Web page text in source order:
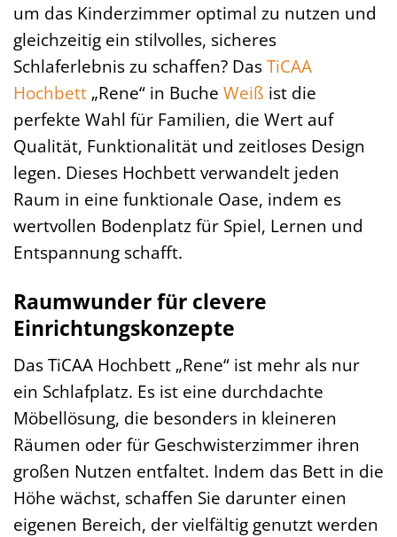
um das Kinderzimmer optimal zu nutzen und
gleichzeitig ein stilvolles, sicheres
Schlaferlebnis zu schaffen? DasTiCAA
Hochbett „Rene“ in Buche Weiß ist die
perfekte Wahl für Familien, die Wert auf
Qualität, Funktionalität und zeitloses Design
legen. Dieses Hochbett verwandelt jeden
Raum in eine funktionale Oase, indem es
wertvollen Bodenplatz für Spiel, Lernen und
Entspannung schafft.
Raumwunder für clevere
Einrichtungskonzepte
Das TiCAA Hochbett „Rene“ ist mehr als nur
ein Schlafplatz. Es ist eine durchdachte
Möbellösung, die besonders in kleineren
Räumen oder für Geschwisterzimmer ihren
großen Nutzen entfaltet. Indem das Bett in die
Höhe wächst, schaffen Sie darunter einen
eigenen Bereich, der vielfältig genutzt werden